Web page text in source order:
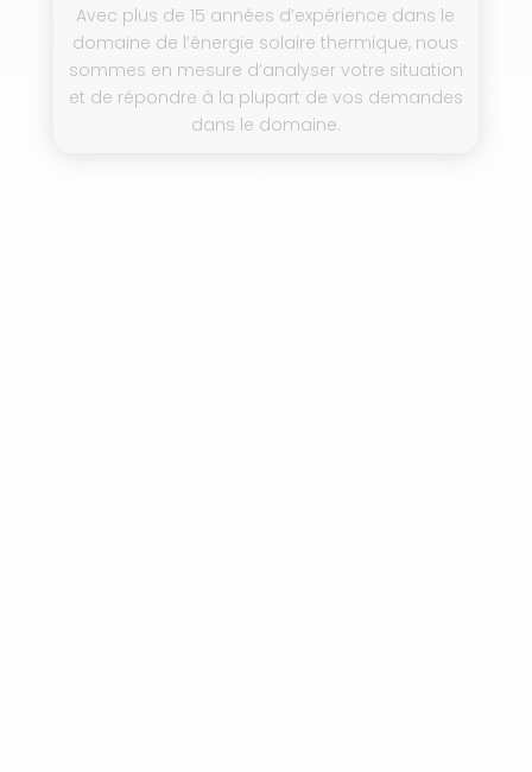
Avec plus de 15 années d’expérience dans le
domaine de l’énergie solaire thermique, nous
sommes en mesure d’analyser votre situation
et de répondre à la plupart de vos demandes
dans le domaine.